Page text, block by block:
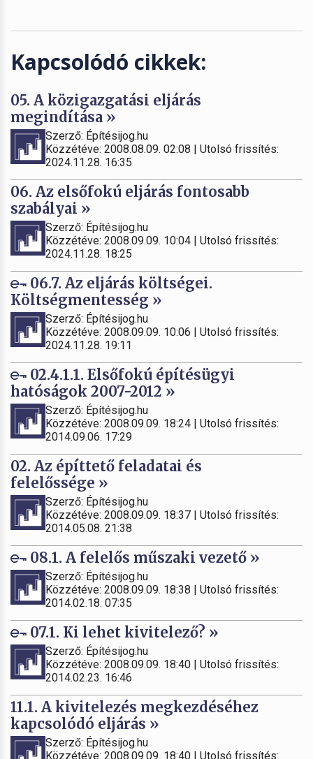
Kapcsolódó cikkek:
05. A közigazgatási eljárás
megindítása »
Szerző: Építésijog.hu
Közzétéve: 2008.08.09. 02:08 | Utolsó frissítés:
2024.11.28. 16:35
06. Az elsőfokú eljárás fontosabb
szabályai »
Szerző: Építésijog.hu
Közzétéve: 2008.09.09. 10:04 | Utolsó frissítés:
2024.11.28. 18:25
06.7. Az eljárás költségei.
Költségmentesség »
Szerző: Építésijog.hu
Közzétéve: 2008.09.09. 10:06 | Utolsó frissítés:
2024.11.28. 19:11
02.4.1.1. Elsőfokú építésügyi
hatóságok 2007-2012 »
Szerző: Építésijog.hu
Közzétéve: 2008.09.09. 18:24 | Utolsó frissítés:
2014.09.06. 17:29
02. Az építtető feladatai és
felelőssége »
Szerző: Építésijog.hu
Közzétéve: 2008.09.09. 18:37 | Utolsó frissítés:
2014.05.08. 21:38
08.1. A felelős műszaki vezető »
Szerző: Építésijog.hu
Közzétéve: 2008.09.09. 18:38 | Utolsó frissítés:
2014.02.18. 07:35
07.1. Ki lehet kivitelező? »
Szerző: Építésijog.hu
Közzétéve: 2008.09.09. 18:40 | Utolsó frissítés:
2014.02.23. 16:46
11.1. A kivitelezés megkezdéséhez
kapcsolódó eljárás »
Szerző: Építésijog.hu
Közzétéve: 2008.09.09. 18:40 | Utolsó frissítés: